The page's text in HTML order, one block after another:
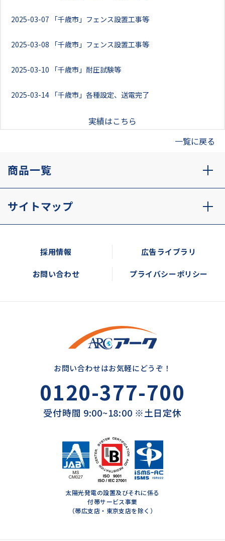
2025-03-07 「千歳市」フェンス設置工事等
2025-03-08 「千歳市」フェンス設置工事等
2025-03-10 「千歳市」耐圧試験等
2025-03-14 「千歳市」各種設定、送電完了
実績はこちら
一覧に戻る
商品一覧
サイトマップ
採用情報 広告ライブラリ
お問い合わせ プライバシーポリシー
お問い合わせはお気軽にどうぞ！
0120-377-700
受付時間 9:00~18:00 ※土日定休
太陽光発電の設置及びそれに係る
付帯サービス事業
（帯広支店・東京支店を除く）